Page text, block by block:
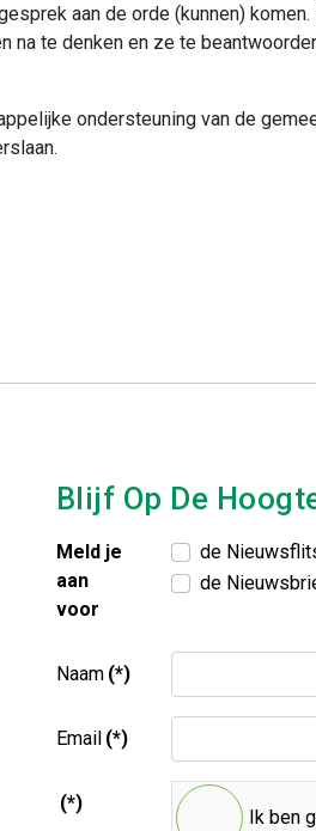
aan de orde (kunnen) komen.
na te denken en ze te
ondersteuning van de
Blijf Op De
Meld je
aan
voor
de
de
Naam (*)
Email (*)
(*)
Ik ben